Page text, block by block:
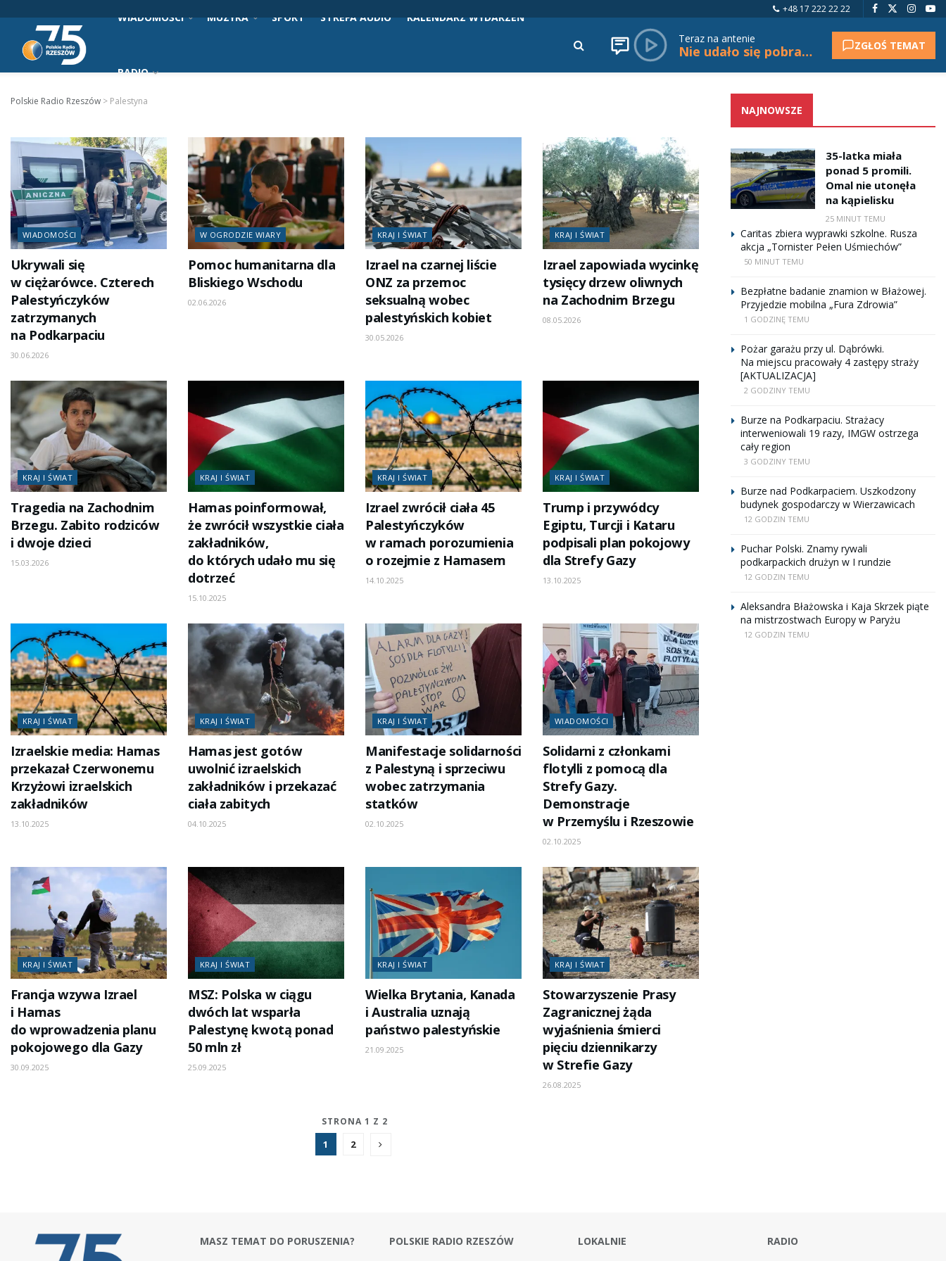
+48 17 222 22 22
WIADOMOŚCI MUZYKA SPORT STREFA AUDIO KALENDARZ WYDARZEŃ
RADIO
Teraz na antenie
Nie udało się pobrać tytułu. ZGŁOŚ TEMAT
Polskie Radio Rzeszów > Palestyna
WIADOMOŚCI
Ukrywali się
w ciężarówce. Czterech
Palestyńczyków
zatrzymanych
na Podkarpaciu
30.06.2026
W OGRODZIE WIARY
Pomoc humanitarna dla
Bliskiego Wschodu
02.06.2026
KRAJ I ŚWIAT
Izrael na czarnej liście
ONZ za przemoc
seksualną wobec
palestyńskich kobiet
30.05.2026
KRAJ I ŚWIAT
Izrael zapowiada wycinkę
tysięcy drzew oliwnych
na Zachodnim Brzegu
08.05.2026
KRAJ I ŚWIAT
Tragedia na Zachodnim
Brzegu. Zabito rodziców
i dwoje dzieci
15.03.2026
KRAJ I ŚWIAT
Hamas poinformował,
że zwrócił wszystkie ciała
zakładników,
do których udało mu się
dotrzeć
15.10.2025
KRAJ I ŚWIAT
Izrael zwrócił ciała 45
Palestyńczyków
w ramach porozumienia
o rozejmie z Hamasem
14.10.2025
KRAJ I ŚWIAT
Trump i przywódcy
Egiptu, Turcji i Kataru
podpisali plan pokojowy
dla Strefy Gazy
13.10.2025
KRAJ I ŚWIAT
Izraelskie media: Hamas
przekazał Czerwonemu
Krzyżowi izraelskich
zakładników
13.10.2025
KRAJ I ŚWIAT
Hamas jest gotów
uwolnić izraelskich
zakładników i przekazać
ciała zabitych
04.10.2025
KRAJ I ŚWIAT
Manifestacje solidarności
z Palestyną i sprzeciwu
wobec zatrzymania
statków
02.10.2025
WIADOMOŚCI
Solidarni z członkami
flotylli z pomocą dla
Strefy Gazy.
Demonstracje
w Przemyślu i Rzeszowie
02.10.2025
KRAJ I ŚWIAT
Francja wzywa Izrael
i Hamas
do wprowadzenia planu
pokojowego dla Gazy
30.09.2025
KRAJ I ŚWIAT
MSZ: Polska w ciągu
dwóch lat wsparła
Palestynę kwotą ponad
50 mln zł
25.09.2025
KRAJ I ŚWIAT
Wielka Brytania, Kanada
i Australia uznają
państwo palestyńskie
21.09.2025
KRAJ I ŚWIAT
Stowarzyszenie Prasy
Zagranicznej żąda
wyjaśnienia śmierci
pięciu dziennikarzy
w Strefie Gazy
26.08.2025
STRONA 1 Z 2
1 2
NAJNOWSZE
35-latka miała
ponad 5 promili.
Omal nie utonęła
na kąpielisku
25 MINUT TEMU
Caritas zbiera wyprawki szkolne. Rusza
akcja „Tornister Pełen Uśmiechów”
50 MINUT TEMU
Bezpłatne badanie znamion w Błażowej.
Przyjedzie mobilna „Fura Zdrowia”
1 GODZINĘ TEMU
Pożar garażu przy ul. Dąbrówki.
Na miejscu pracowały 4 zastępy straży
[AKTUALIZACJA]
2 GODZINY TEMU
Burze na Podkarpaciu. Strażacy
interweniowali 19 razy, IMGW ostrzega
cały region
3 GODZINY TEMU
Burze nad Podkarpaciem. Uszkodzony
budynek gospodarczy w Wierzawicach
12 GODZIN TEMU
Puchar Polski. Znamy rywali
podkarpackich drużyn w I rundzie
12 GODZIN TEMU
Aleksandra Błażowska i Kaja Skrzek piąte
na mistrzostwach Europy w Paryżu
12 GODZIN TEMU
MASZ TEMAT DO PORUSZENIA?
POLSKIE RADIO RZESZÓW
LOKALNIE
RADIO